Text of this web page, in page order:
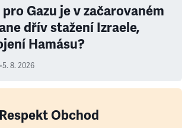
Gazu je v začarovaném
dřív stažení Izraele,
Hamásu?
•5. 8. 2026
Respekt Obchod